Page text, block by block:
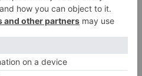
Huérmeces
expedientes de regularización
de inmigrantes